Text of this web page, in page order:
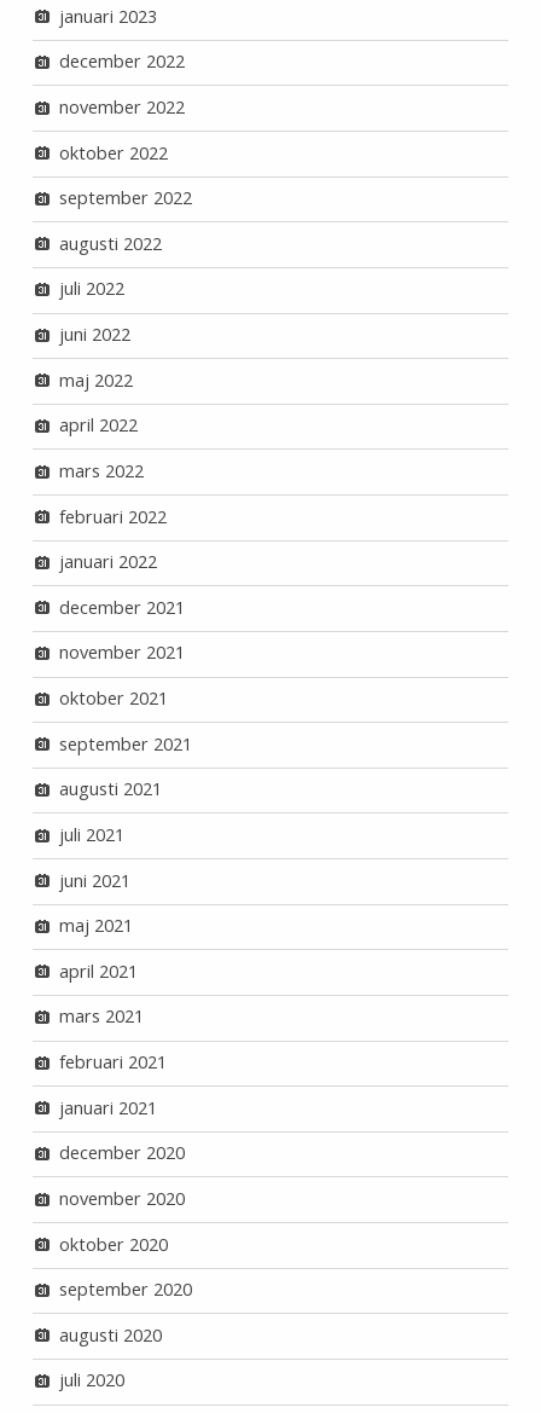
januari 2023
december 2022
november 2022
oktober 2022
september 2022
augusti 2022
juli 2022
juni 2022
maj 2022
april 2022
mars 2022
februari 2022
januari 2022
december 2021
november 2021
oktober 2021
september 2021
augusti 2021
juli 2021
juni 2021
maj 2021
april 2021
mars 2021
februari 2021
januari 2021
december 2020
november 2020
oktober 2020
september 2020
augusti 2020
juli 2020